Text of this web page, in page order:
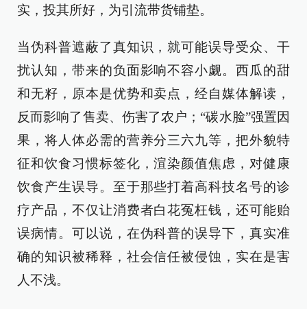
实，投其所好，为引流带货铺垫。
当伪科普遮蔽了真知识，就可能误导受众、干
扰认知，带来的负面影响不容小觑。西瓜的甜
和无籽，原本是优势和卖点，经自媒体解读，
反而影响了售卖、伤害了农户；“碳水脸”强置因
果，将人体必需的营养分三六九等，把外貌特
征和饮食习惯标签化，渲染颜值焦虑，对健康
饮食产生误导。至于那些打着高科技名号的诊
疗产品，不仅让消费者白花冤枉钱，还可能贻
误病情。可以说，在伪科普的误导下，真实准
确的知识被稀释，社会信任被侵蚀，实在是害
人不浅。